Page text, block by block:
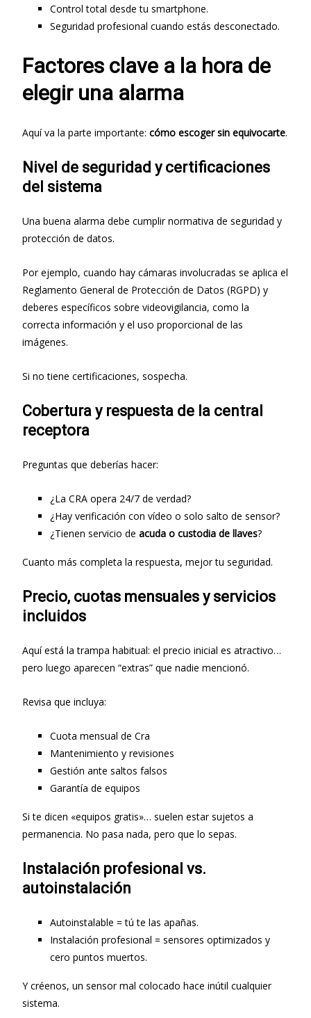
Control total desde tu smartphone.
Seguridad profesional cuando estás desconectado.
Factores clave a la hora de
elegir una alarma
Aquí va la parte importante: cómo escoger sin equivocarte.
Nivel de seguridad y certificaciones
del sistema
Una buena alarma debe cumplir normativa de seguridad y
protección de datos.
Por ejemplo, cuando hay cámaras involucradas se aplica el
Reglamento General de Protección de Datos (RGPD) y
deberes específicos sobre videovigilancia, como la
correcta información y el uso proporcional de las
imágenes.
Si no tiene certificaciones, sospecha.
Cobertura y respuesta de la central
receptora
Preguntas que deberías hacer:
¿La CRA opera 24/7 de verdad?
¿Hay verificación con vídeo o solo salto de sensor?
¿Tienen servicio de acuda o custodia de llaves?
Cuanto más completa la respuesta, mejor tu seguridad.
Precio, cuotas mensuales y servicios
incluidos
Aquí está la trampa habitual: el precio inicial es atractivo…
pero luego aparecen “extras” que nadie mencionó.
Revisa que incluya:
Cuota mensual de Cra
Mantenimiento y revisiones
Gestión ante saltos falsos
Garantía de equipos
Si te dicen «equipos gratis»… suelen estar sujetos a
permanencia. No pasa nada, pero que lo sepas.
Instalación profesional vs.
autoinstalación
Autoinstalable = tú te las apañas.
Instalación profesional = sensores optimizados y
cero puntos muertos.
Y créenos, un sensor mal colocado hace inútil cualquier
sistema.